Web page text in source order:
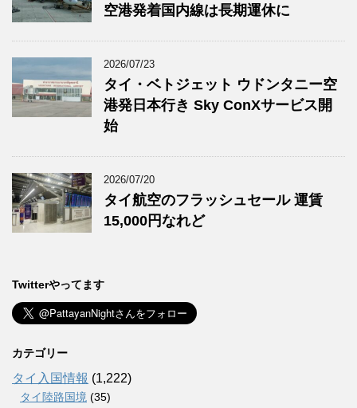
空港発着国内線は長期運休に
2026/07/23
タイ・ベトジェット ウドンタニー空
港発日本行き Sky ConXサービス開
始
2026/07/20
タイ航空のフラッシュセール 運賃
15,000円なれど
Twitterやってます
カテゴリー
タイ入国情報 (1,222)
タイ陸路国境 (35)